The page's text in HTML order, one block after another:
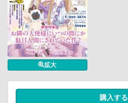
拡大
購入する